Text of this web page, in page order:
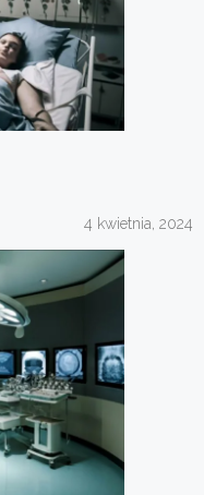
4 kwietnia, 2024